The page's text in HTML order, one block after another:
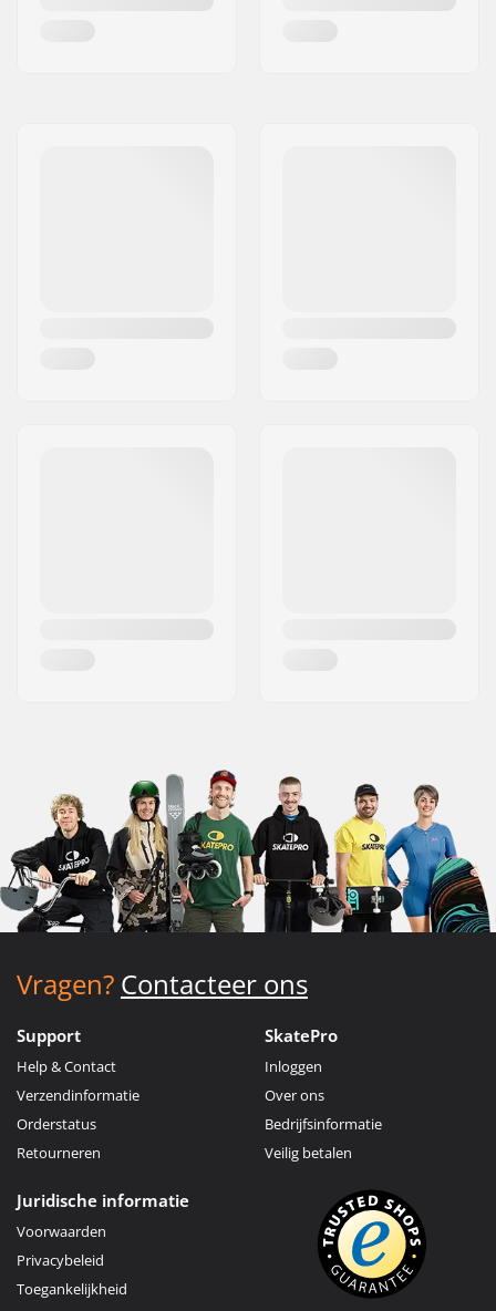
Vragen? Contacteer ons
Support
Help & Contact
Verzendinformatie
Orderstatus
Retourneren
SkatePro
Inloggen
Over ons
Bedrijfsinformatie
Veilig betalen
Juridische informatie
Voorwaarden
Privacybeleid
Toegankelijkheid